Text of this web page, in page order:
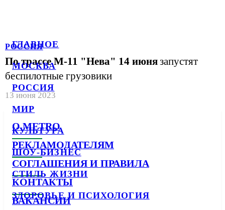
ГЛАВНОЕ
МОСКВА
РОССИЯ
МИР
КУЛЬТУРА
ШОУ-БИЗНЕС
СТИЛЬ ЖИЗНИ
ЗДОРОВЬЕ И ПСИХОЛОГИЯ
РОССИЯ
По трассе М-11 "Нева" 14 июнязапустят
беспилотные грузовики
13 июня 2023
О METRO
РЕКЛАМОДАТЕЛЯМ
СОГЛАШЕНИЯ И ПРАВИЛА
КОНТАКТЫ
ВАКАНСИИ